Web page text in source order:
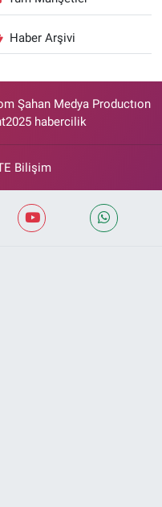
Haber Arşivi
Şahan Medya Productıon
habercilik
Bilişim